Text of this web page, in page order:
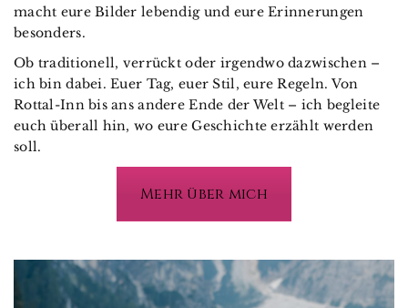
macht eure Bilder lebendig und eure Erinnerungen
besonders.
Ob traditionell, verrückt oder irgendwo dazwischen –
ich bin dabei. Euer Tag, euer Stil, eure Regeln. Von
Rottal-Inn bis ans andere Ende der Welt – ich begleite
euch überall hin, wo eure Geschichte erzählt werden
soll.
Mehr über mich